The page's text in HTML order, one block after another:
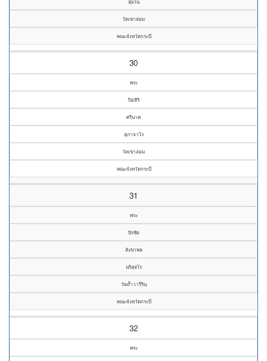
สุมโน
วัดเขาล่อม
คณะจังหวัดกระบี่
30
พระ
ปิยสิริ
ศรีนาค
สุภาจาโร
วัดเขาล่อม
คณะจังหวัดกระบี่
31
พระ
นิรชัย
สังขาพล
นริสฺสโร
วัดถ้ำวารีริน
คณะจังหวัดกระบี่
32
พระ